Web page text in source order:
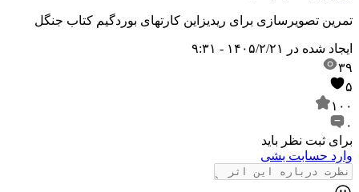
تمرین تصویرسازی برای ریدیزاین کارتهای بوردگیم کتاب جنگل
ایجاد شده در
۱۴۰۵/۲/۲۱ - ۹:۳۱
۳۹
۵
۱۰۰
۰
برای ثبت نظر باید
وارد حسابت بشی